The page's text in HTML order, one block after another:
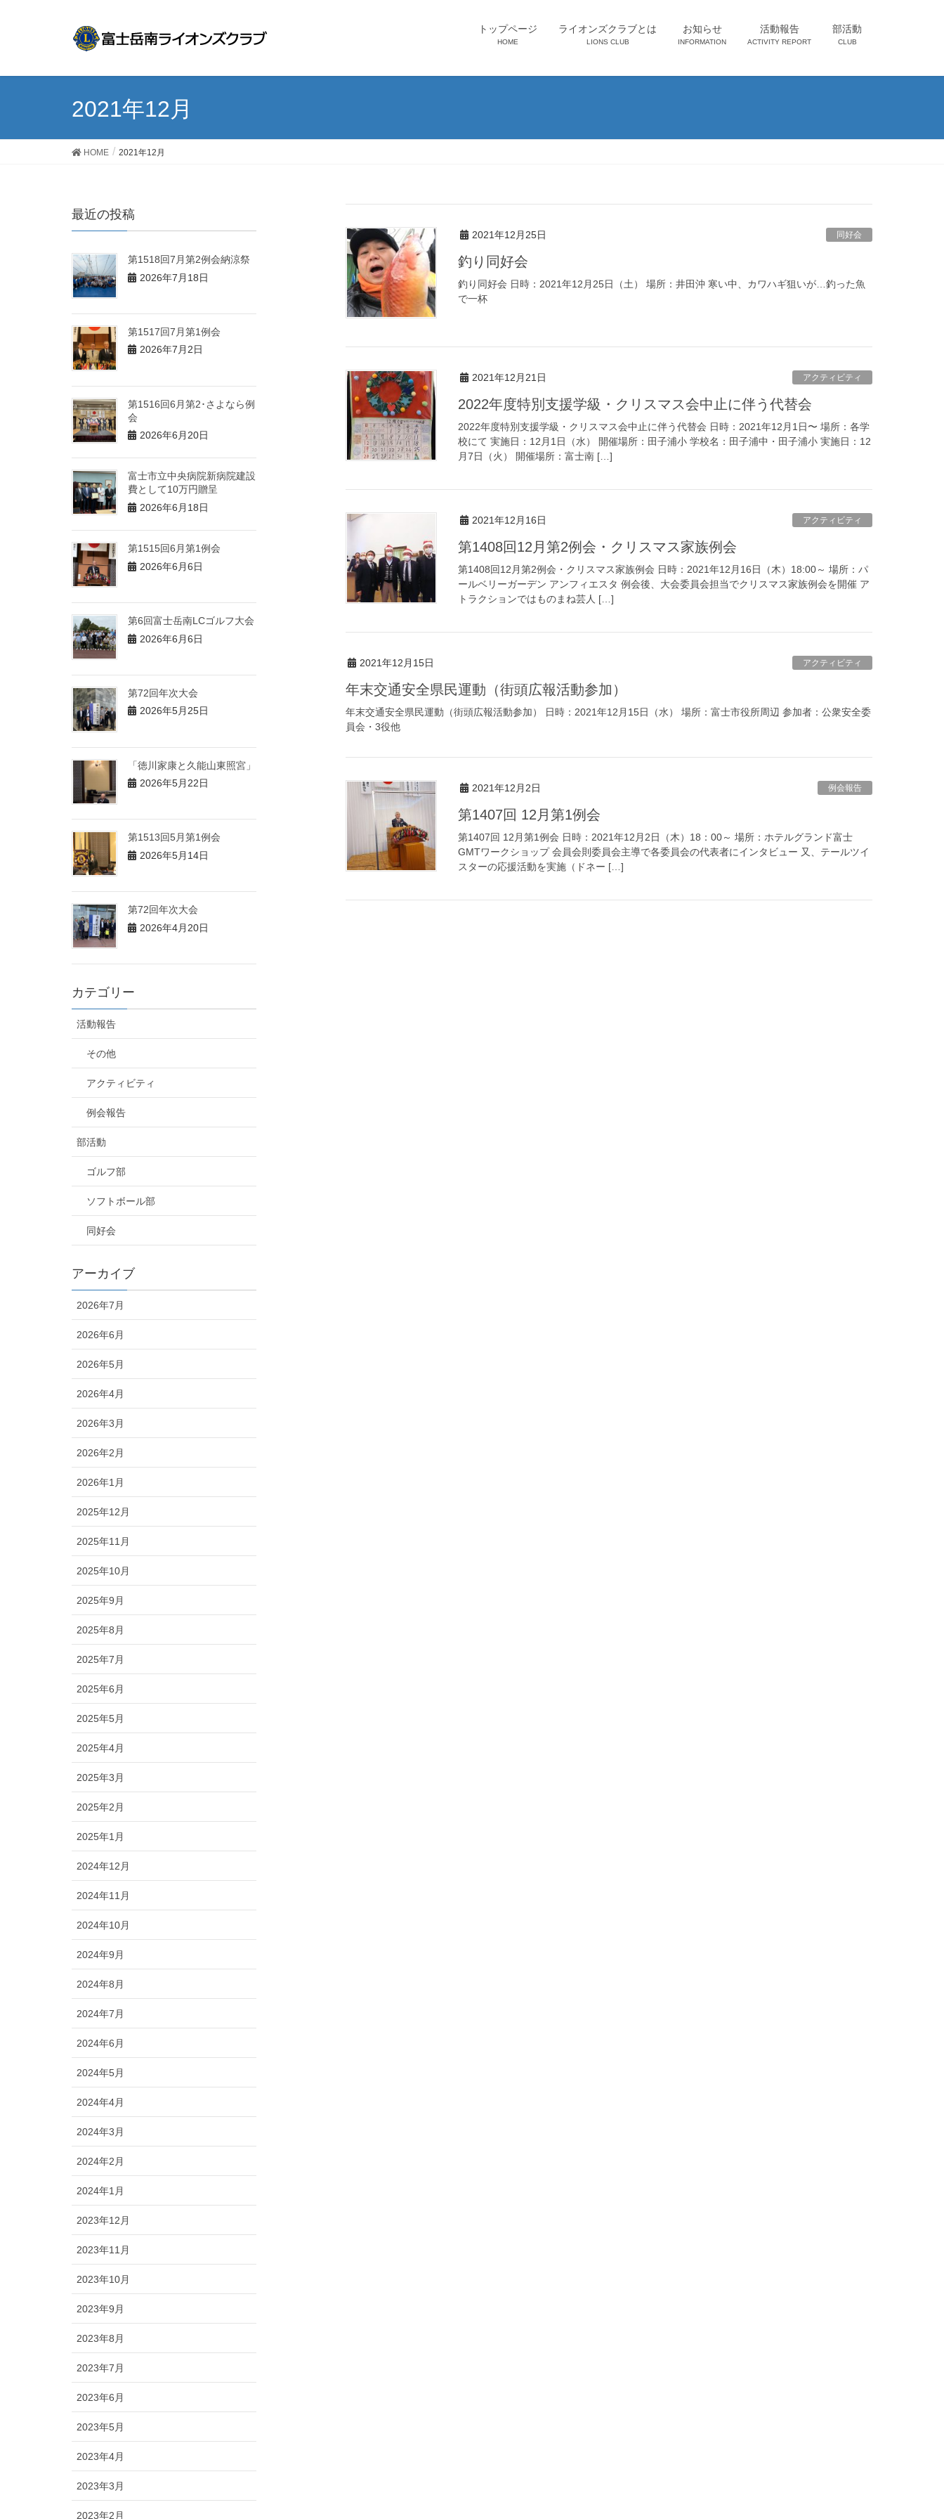
トップページ
HOME
ライオンズクラブとは
LIONS CLUB
お知らせ
INFORMATION
活動報告
ACTIVITY REPORT
部活動
CLUB
2021年12月
HOME 2021年12月
2021年12月25日 同好会
釣り同好会
釣り同好会 日時：2021年12月25日（土） 場所：井田沖 寒い中、カワハギ狙いが…釣った魚
で一杯
2021年12月21日 アクティビティ
2022年度特別支援学級・クリスマス会中止に伴う代替会
2022年度特別支援学級・クリスマス会中止に伴う代替会 日時：2021年12月1日〜 場所：各学
校にて 実施日：12月1日（水） 開催場所：田子浦小 学校名：田子浦中・田子浦小 実施日：12
月7日（火） 開催場所：富士南 […]
2021年12月16日 アクティビティ
第1408回12月第2例会・クリスマス家族例会
第1408回12月第2例会・クリスマス家族例会 日時：2021年12月16日（木）18:00～ 場所：パ
ールベリーガーデン アンフィエスタ 例会後、大会委員会担当でクリスマス家族例会を開催 ア
トラクションではものまね芸人 […]
2021年12月15日 アクティビティ
年末交通安全県民運動（街頭広報活動参加）
年末交通安全県民運動（街頭広報活動参加） 日時：2021年12月15日（水） 場所：富士市役所周辺 参加者：公衆安全委
員会・3役他
2021年12月2日 例会報告
第1407回 12月第1例会
第1407回 12月第1例会 日時：2021年12月2日（木）18：00～ 場所：ホテルグランド富士
GMTワークショップ 会員会則委員会主導で各委員会の代表者にインタビュー 又、テールツイ
スターの応援活動を実施（ドネー […]
最近の投稿
第1518回7月第2例会納涼祭
2026年7月18日
第1517回7月第1例会
2026年7月2日
第1516回6月第2･さよなら例
会
2026年6月20日
富士市立中央病院新病院建設
費として10万円贈呈
2026年6月18日
第1515回6月第1例会
2026年6月6日
第6回富士岳南LCゴルフ大会
2026年6月6日
第72回年次大会
2026年5月25日
「徳川家康と久能山東照宮」
2026年5月22日
第1513回5月第1例会
2026年5月14日
第72回年次大会
2026年4月20日
カテゴリー
活動報告
その他
アクティビティ
例会報告
部活動
ゴルフ部
ソフトボール部
同好会
アーカイブ
2026年7月
2026年6月
2026年5月
2026年4月
2026年3月
2026年2月
2026年1月
2025年12月
2025年11月
2025年10月
2025年9月
2025年8月
2025年7月
2025年6月
2025年5月
2025年4月
2025年3月
2025年2月
2025年1月
2024年12月
2024年11月
2024年10月
2024年9月
2024年8月
2024年7月
2024年6月
2024年5月
2024年4月
2024年3月
2024年2月
2024年1月
2023年12月
2023年11月
2023年10月
2023年9月
2023年8月
2023年7月
2023年6月
2023年5月
2023年4月
2023年3月
2023年2月